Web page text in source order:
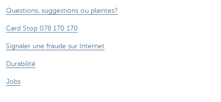
Questions, suggestions ou plaintes?
Card Stop 078 170 170
Signaler une fraude sur Internet
Durabilité
Jobs